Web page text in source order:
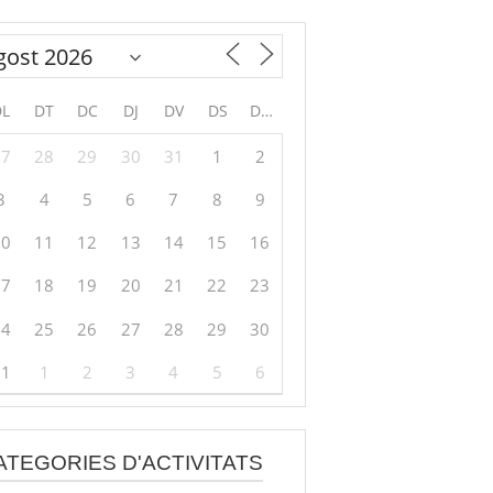
DT DC DJ DV DS DG
28 29 30 31 1
2
4 5 6 7 8
9
11 12 13 14 15
16
18 19 20 21 22
23
25 26 27 28 29
30
1 2 3 4 5 6
D'ACTIVITATS